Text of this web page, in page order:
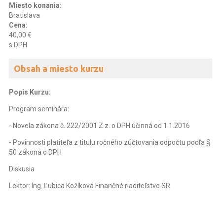
Miesto konania:
Bratislava
Cena:
40,00 €
s DPH
Obsah a miesto kurzu
Popis Kurzu:
Program seminára:
- Novela zákona č. 222/2001 Z.z. o DPH účinná od 1.1.2016
- Povinnosti platiteľa z titulu ročného zúčtovania odpočtu podľa §
50 zákona o DPH
Diskusia
Lektor: Ing. Ľubica Kožíková Finančné riaditeľstvo SR